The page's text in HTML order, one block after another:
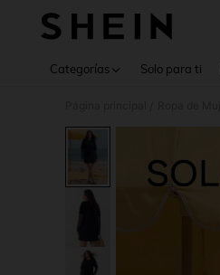
Categorías Solo para ti